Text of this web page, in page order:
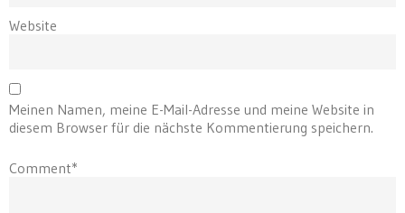
Website
Meinen Namen, meine E-Mail-Adresse und meine Website in
diesem Browser für die nächste Kommentierung speichern.
Comment*